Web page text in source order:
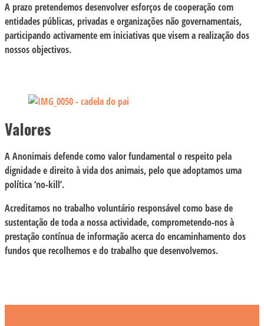
A prazo pretendemos desenvolver esforços de cooperação com
entidades públicas, privadas e organizações não governamentais,
participando activamente em iniciativas que visem a realização dos
nossos objectivos.
Valores
A Anonimais defende como valor fundamental o respeito pela
dignidade e direito à vida dos animais, pelo que adoptamos uma
política ‘no-kill’.
Acreditamos no trabalho voluntário responsável como base de
sustentação de toda a nossa actividade, comprometendo-nos à
prestação contínua de informação acerca do encaminhamento dos
fundos que recolhemos e do trabalho que desenvolvemos.